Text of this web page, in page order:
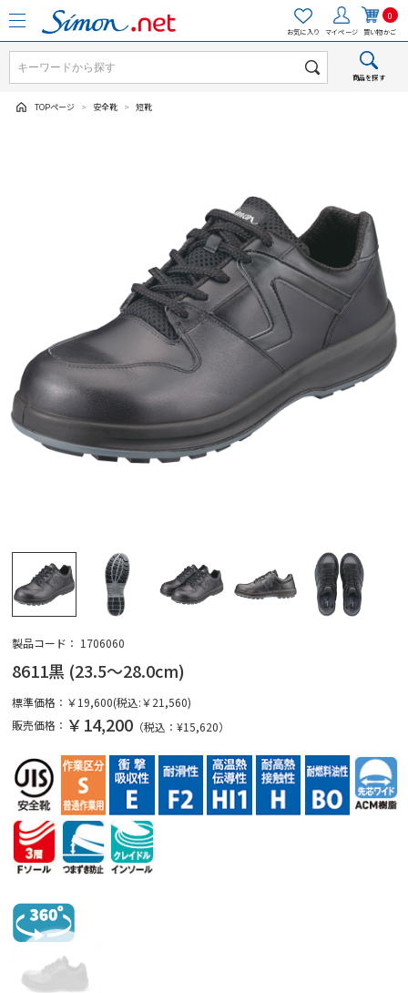
お気に入り マイページ
0
買い物かご
商品を探す
TOPページ > 安全靴 > 短靴
製品コード： 1706060
8611黒 (23.5～28.0cm)
標準価格： ￥19,600(税込:￥21,560)
販売価格： ￥14,200 （税込：¥15,620）